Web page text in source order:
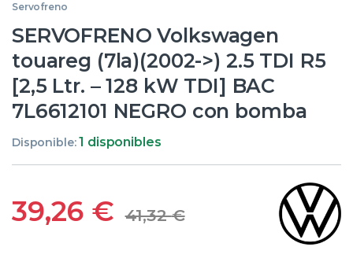
Servofreno
SERVOFRENO Volkswagen
touareg (7la)(2002->) 2.5 TDI R5
[2,5 Ltr. – 128 kW TDI] BAC
7L6612101 NEGRO con bomba
Disponible:1 disponibles
39,26 € 41,32€